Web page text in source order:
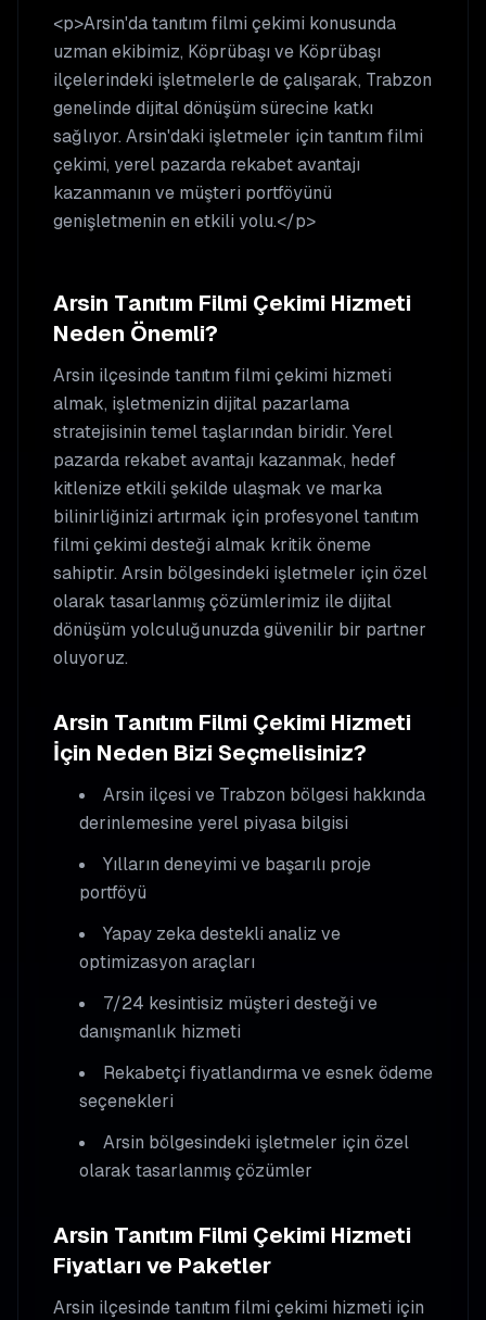
<p>Arsin'da tanıtım filmi çekimi konusunda
uzman ekibimiz, Köprübaşı ve Köprübaşı
ilçelerindeki işletmelerle de çalışarak, Trabzon
genelinde dijital dönüşüm sürecine katkı
sağlıyor. Arsin'daki işletmeler için tanıtım filmi
çekimi, yerel pazarda rekabet avantajı
kazanmanın ve müşteri portföyünü
genişletmenin en etkili yolu.</p>
Arsin Tanıtım Filmi Çekimi Hizmeti
Neden Önemli?
Arsin ilçesindetanıtım filmi çekimi hizmeti
almak, işletmenizin dijital pazarlama
stratejisinin temel taşlarından biridir. Yerel
pazarda rekabet avantajı kazanmak, hedef
kitlenize etkili şekilde ulaşmak ve marka
bilinirliğinizi artırmak için profesyoneltanıtım
filmi çekimi desteği almak kritik öneme
sahiptir. Arsin bölgesindeki işletmeler için özel
olarak tasarlanmış çözümlerimiz ile dijital
dönüşüm yolculuğunuzda güvenilir bir partner
oluyoruz.
Arsin Tanıtım Filmi Çekimi Hizmeti
İçin Neden Bizi Seçmelisiniz?
Arsin ilçesi ve Trabzon bölgesi hakkında
derinlemesine yerel piyasa bilgisi
Yılların deneyimi ve başarılı proje
portföyü
Yapay zeka destekli analiz ve
optimizasyon araçları
7/24 kesintisiz müşteri desteği ve
danışmanlık hizmeti
Rekabetçi fiyatlandırma ve esnek ödeme
seçenekleri
Arsin bölgesindeki işletmeler için özel
olarak tasarlanmış çözümler
Arsin Tanıtım Filmi Çekimi Hizmeti
Fiyatları ve Paketler
Arsin ilçesindetanıtım filmi çekimi hizmeti için